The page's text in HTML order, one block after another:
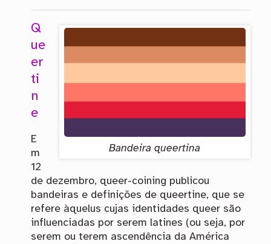
Bandeira queertina
Q
ue
er
ti
n
e
E
m
12
de dezembro, queer-coining publicou
bandeiras e definições de queertine, que se
refere àquelus cujas identidades queer são
influenciadas por serem latines (ou seja, por
serem ou terem ascendência da América